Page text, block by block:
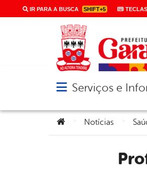
IR PARA A BUSCA SHIFT+5
Abrir menu principal de
Serviços e
Você está aqui:
Notícias
Profissionais de saúde são capacitados para o diagnóstico